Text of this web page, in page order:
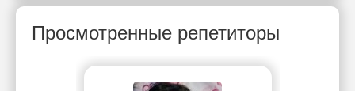
Просмотренные репетиторы